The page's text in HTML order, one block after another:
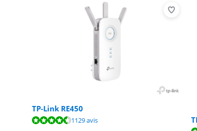
TP-Link RE450
La note est de 8,7 sur 10, basée sur 1129 avis.
1129 avis